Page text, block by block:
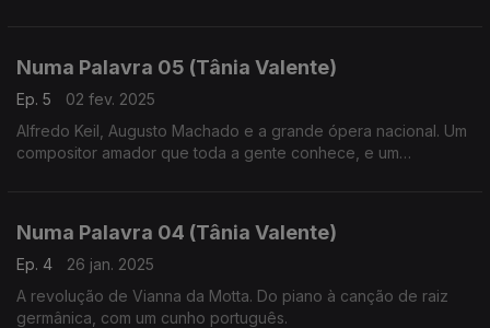
Numa Palavra 05 (Tânia Valente)
Ep. 5
02 fev. 2025
Alfredo Keil, Augusto Machado e a grande ópera nacional. Um
compositor amador que toda a gente conhece, e um
Numa Palavra 04 (Tânia Valente)
Ep. 4
26 jan. 2025
A revolução de Vianna da Motta. Do piano à canção de raiz
germânica, com um cunho português.